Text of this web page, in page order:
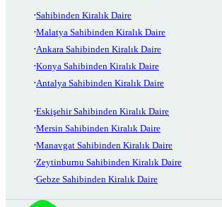
Sahibinden Kiralık Daire
Malatya Sahibinden Kiralık Daire
Ankara Sahibinden Kiralık Daire
Konya Sahibinden Kiralık Daire
Antalya Sahibinden Kiralık Daire
Eskişehir Sahibinden Kiralık Daire
Mersin Sahibinden Kiralık Daire
Manavgat Sahibinden Kiralık Daire
Zeytinburnu Sahibinden Kiralık Daire
Gebze Sahibinden Kiralık Daire